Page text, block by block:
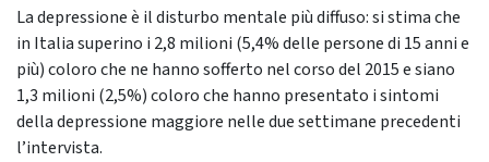
La depressione è il disturbo mentale più diffuso: si stima che
in Italia superino i 2,8 milioni (5,4% delle persone di 15 anni e
più) coloro che ne hanno sofferto nel corso del 2015 e siano
1,3 milioni (2,5%) coloro che hanno presentato i sintomi
della depressione maggiore nelle due settimane precedenti
l’intervista.